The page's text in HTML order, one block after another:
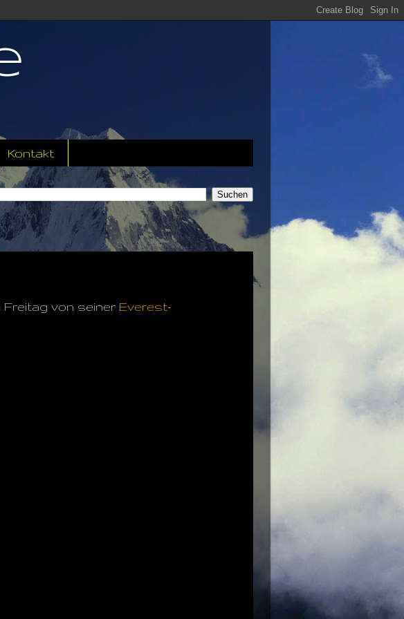
Kontakt
Freitag von seiner Everest-